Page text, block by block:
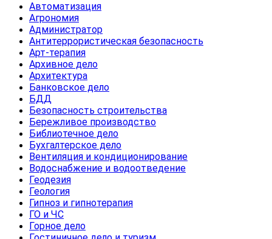
Автоматизация
Агрономия
Администратор
Антитеррористическая безопасность
Арт-терапия
Архивное дело
Архитектура
Банковское дело
БДД
Безопасность строительства
Бережливое производство
Библиотечное дело
Бухгалтерское дело
Вентиляция и кондиционирование
Водоснабжение и водоотведение
Геодезия
Геология
Гипноз и гипнотерапия
ГО и ЧС
Горное дело